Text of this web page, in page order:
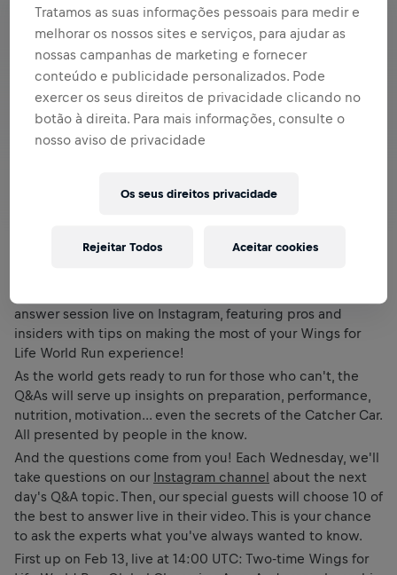
answer session live on Instagram, featuring pros and
insiders with tips on making the most of your Wings for
Life World Run experience!
As the world gets ready to run for those who can't, the
Q&As will serve up insights on preparation, performance,
nutrition, motivation... even the secrets of the Catcher Car.
All presented by people in the know.
And the questions come from you! Each Wednesday, we'll
take questions on our Instagram channel about the next
day's Q&A topic. Then, our special guests will choose 10 of
the best to answer live in their video. This is your chance
to ask the experts what you've always wanted to know.
First up on Feb 13, live at 14:00 UTC: Two-time Wings for
Tratamos as suas informações pessoais para medir e
melhorar os nossos sites e serviços, para ajudar as
nossas campanhas de marketing e fornecer
conteúdo e publicidade personalizados. Pode
exercer os seus direitos de privacidade clicando no
botão à direita. Para mais informações, consulte o
nosso aviso de privacidade
Os seus direitos privacidade
Rejeitar Todos Aceitar cookies